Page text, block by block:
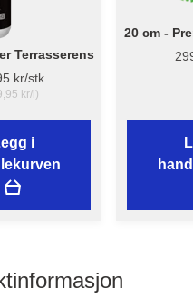
Terrasserens
kr/stk.
kr/l)
i
20 cm -
m/